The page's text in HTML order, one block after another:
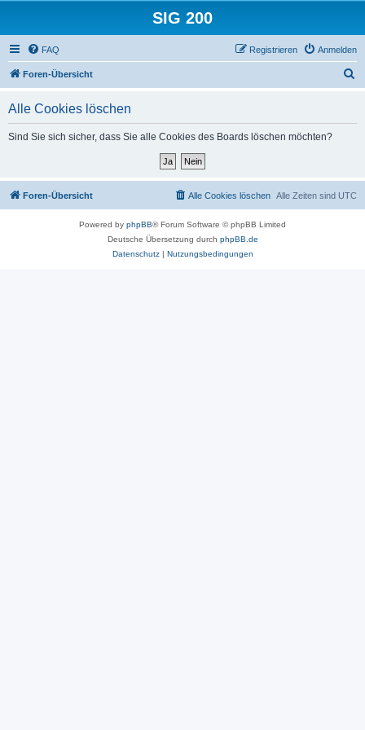
SIG 200
FAQ Anmelden
Registrieren
Foren-Übersicht
Alle Cookies löschen
Sind Sie sich sicher, dass Sie alle Cookies des Boards löschen möchten?
Foren-Übersicht Alle Zeiten sind UTC
Alle Cookies löschen
Powered by phpBB® Forum Software © phpBB Limited
Deutsche Übersetzung durch phpBB.de
Datenschutz| Nutzungsbedingungen